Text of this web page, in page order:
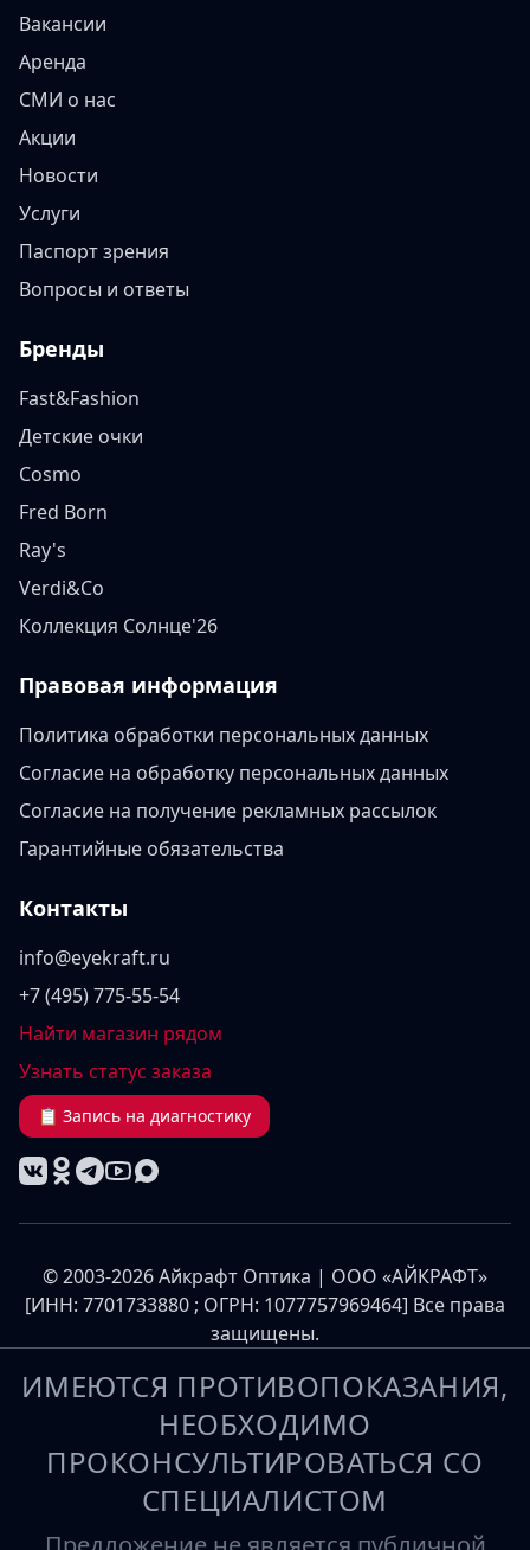
Вакансии
Аренда
СМИ о нас
Акции
Новости
Услуги
Паспорт зрения
Вопросы и ответы
Бренды
Fast&Fashion
Детские очки
Cosmo
Fred Born
Ray's
Verdi&Co
Коллекция Солнце'26
Правовая информация
Политика обработки персональных данных
Согласие на обработку персональных данных
Согласие на получение рекламных рассылок
Гарантийные обязательства
Контакты
info@eyekraft.ru
+7 (495) 775-55-54
Найти магазин рядом
Узнать статус заказа
📋 Запись на диагностику
© 2003-2026 Айкрафт Оптика | ООО «АЙКРАФТ»
[ИНН: 7701733880 ; ОГРН: 1077757969464] Все права
защищены.
ИМЕЮТСЯ ПРОТИВОПОКАЗАНИЯ,
НЕОБХОДИМО
ПРОКОНСУЛЬТИРОВАТЬСЯ СО
СПЕЦИАЛИСТОМ